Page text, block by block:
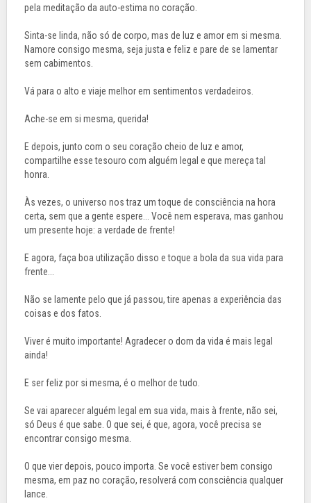
pela meditação da auto-estima no coração.
Sinta-se linda, não só de corpo, mas de luz e amor em si mesma.
Namore consigo mesma, seja justa e feliz e pare de se lamentar
sem cabimentos.
Vá para o alto e viaje melhor em sentimentos verdadeiros.
Ache-se em si mesma, querida!
E depois, junto com o seu coração cheio de luz e amor,
compartilhe esse tesouro com alguém legal e que mereça tal
honra.
Às vezes, o universo nos traz um toque de consciência na hora
certa, sem que a gente espere... Você nem esperava, mas ganhou
um presente hoje: a verdade de frente!
E agora, faça boa utilização disso e toque a bola da sua vida para
frente...
Não se lamente pelo que já passou, tire apenas a experiência das
coisas e dos fatos.
Viver é muito importante! Agradecer o dom da vida é mais legal
ainda!
E ser feliz por si mesma, é o melhor de tudo.
Se vai aparecer alguém legal em sua vida, mais à frente, não sei,
só Deus é que sabe. O que sei, é que, agora, você precisa se
encontrar consigo mesma.
O que vier depois, pouco importa. Se você estiver bem consigo
mesma, em paz no coração, resolverá com consciência qualquer
lance.